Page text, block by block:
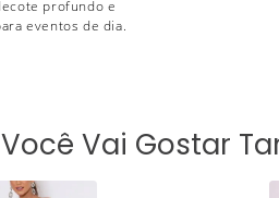
profundo e
eventos de dia.
Você Vai Gostar